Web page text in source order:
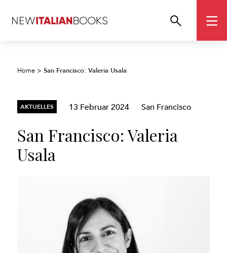
Home >San Francisco: Valeria Usala
AKTUELLES 13 Februar 2024 San Francisco
San Francisco: Valeria
Usala